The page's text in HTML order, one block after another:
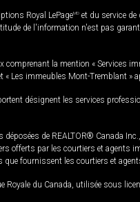
Royal LePageMD et du service
de l'information n'est pas
la mention « Services
« Les immeubles Mont-Tremblant »
désignent les services
de REALTOR® Canada
offerts par les courtiers et
fournissent les courtiers et
Royale du Canada, utilisée sous